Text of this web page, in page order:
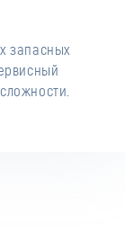
запасных